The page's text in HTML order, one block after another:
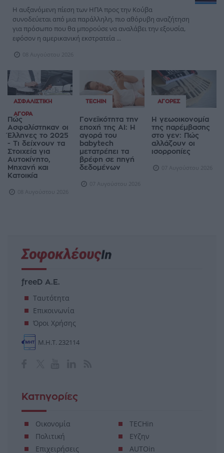
Η αυξανόμενη πίεση των ΗΠΑ προς την Κούβα
συνοδεύεται από μια παράλληλη, πιο αθόρυβη αναζήτηση
για πρόσωπο που θα μπορούσε να αναλάβει την εξουσία,
εφόσον η αμερικανική εκστρατεία ...
08 Αυγούστου 2026
ΑΣΦΑΛΙΣΤΙΚΉ
ΑΓΟΡΆ
Πώς
Ασφαλίστηκαν οι
Έλληνες το 2025
- Τι δείχνουν τα
Στοιχεία για
Αυτοκίνητο,
Μηχανή και
Κατοικία
08 Αυγούστου 2026
TECHIN
Γονεϊκότητα την
εποχή της AI: Η
αγορά του
babytech
μετατρέπει τα
βρέφη σε πηγή
δεδομένων
07 Αυγούστου 2026
ΑΓΟΡΈΣ
Η γεωοικονομία
της παρέμβασης
στο γεν: Πώς
αλλάζουν οι
ισορροπίες
07 Αυγούστου 2026
freeD Α.Ε.
Ταυτότητα
Επικοινωνία
Όροι Χρήσης
Μ.Η.Τ. 232114
Κατηγορίες
Οικονομία
Πολιτική
Επιχειρήσεις
TECHin
ΕΥζην
AUTOin